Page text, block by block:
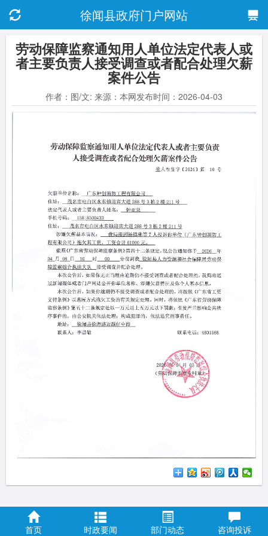
徐闻县政府门户网站
劳动保障监察通知用人单位法定代表人或
者主要负责人接受调查或者配合处理欠薪
案件公告
作者：图/文: 来源：本网发布时间：2026-04-03
首页 时政要闻 部门动态 咨询投诉